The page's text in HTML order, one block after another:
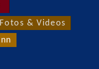
Fotos & Videos